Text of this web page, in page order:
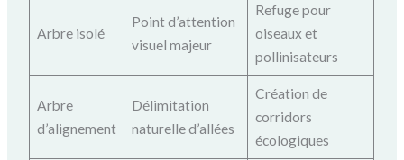
Arbre isolé
Point d’attention
visuel majeur
Refuge pour
oiseaux et
pollinisateurs
Arbre
d’alignement
Délimitation
naturelle d’allées
Création de
corridors
écologiques